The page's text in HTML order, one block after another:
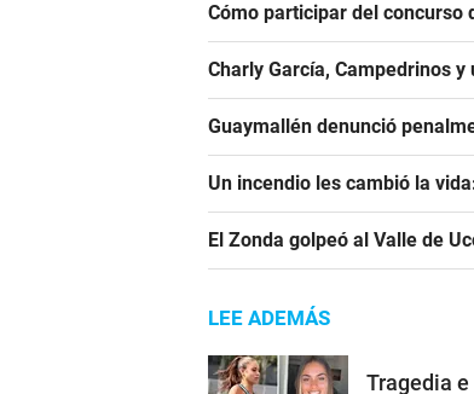
Cómo participar del concurso
Charly García, Campedrinos
Guaymallén denunció
Un incendio les cambió la
El Zonda golpeó al Valle de
LEE ADEMÁS
Tragedia